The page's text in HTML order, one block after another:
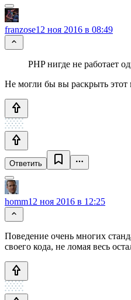
franzose12 ноя 2016 в 08:49
PHP нигде не работает
Не могли бы вы раскрыть этот
Ответить
homm12 ноя 2016 в 12:25
Поведение очень многих
своего кода, не ломая весь